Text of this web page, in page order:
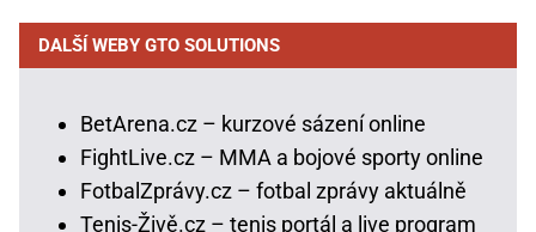
DALŠÍ WEBY GTO SOLUTIONS
BetArena.cz – kurzové sázení online
FightLive.cz – MMA a bojové sporty online
FotbalZprávy.cz – fotbal zprávy aktuálně
Tenis-Živě.cz – tenis portál a live program